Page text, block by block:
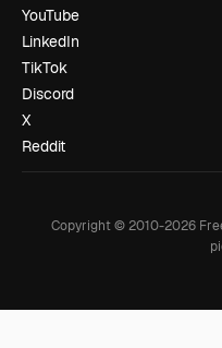
YouTube
LinkedIn
TikTok
Discord
X
Reddit
Copyright © 2010-2026